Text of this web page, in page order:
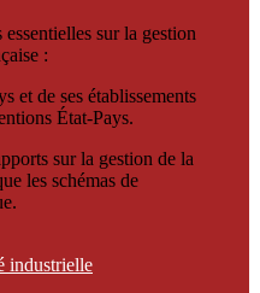
sur la gestion
:
et de ses établissements
État-Pays.
sur la gestion de la
les schémas de
industrielle